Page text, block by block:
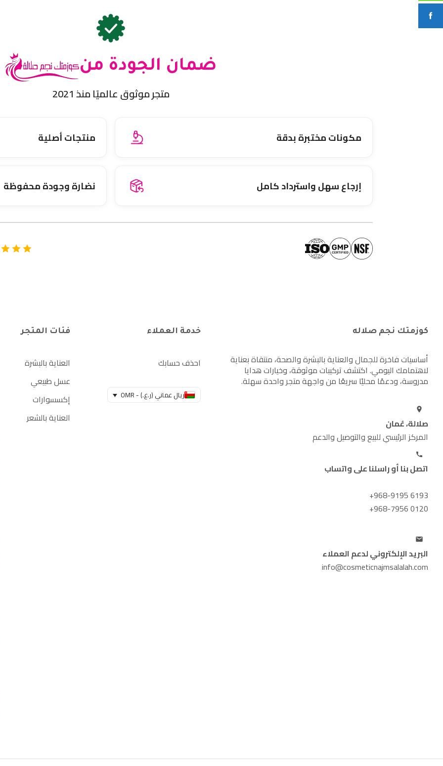
ضمان الجودة من
متجر موثوق عالميًا منذ 2021
مكونات مختبرة بدقة منتجات أصلية
إرجاع سهل واسترداد كامل نضارة وجودة محفوظة
كوزمتك نجم صلاله
أساسيات فاخرة للجمال والعناية بالبشرة والصحة، منتقاة بعناية
لاهتمامك اليومي. اكتشف تركيبات موثوقة، وخيارات هدايا
مدروسة، ودعمًا محليًا سريعًا من واجهة متجر واحدة سهلة.
صلالة، عُمان
المركز الرئيسي للبيع والتوصيل والدعم
اتصل بنا أو راسلنا على واتساب
+968-9195 6193
+968-7956 0120
البريد الإلكتروني لدعم العملاء
info@cosmeticnajmsalalah.com
خدمة العملاء
احذف حسابك
ريال عماني (ر.ع.) - OMR
فئات المتجر
العناية بالبشرة
عسل طبيعي
إكسسوارات
العناية بالشعر